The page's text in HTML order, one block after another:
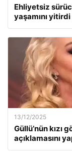
Ehliyetsiz
yaşamını yitirdi
13/12/2025
Güllü’nün kızı
açıklamasını